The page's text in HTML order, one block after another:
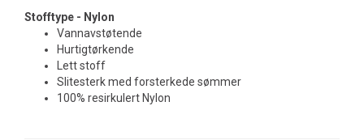
Stofftype - Nylon
Vannavstøtende
Hurtigtørkende
Lett stoff
Slitesterk med forsterkede sømmer
100% resirkulert Nylon